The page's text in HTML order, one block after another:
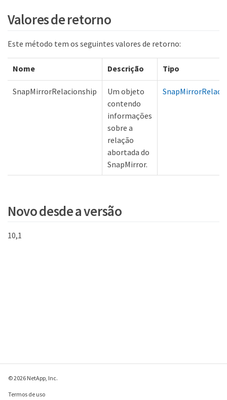
Valores de retorno
Este método tem os seguintes valores de retorno:
Nome Descrição Tipo
SnapMirrorRelacionship
Um objeto
contendo
informações
sobre a
relação
abortada do
SnapMirror.
Novo desde a versão
10,1
© 2026 NetApp, Inc.
Termos de uso